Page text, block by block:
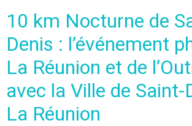
10 km Nocturne de
Denis : l’événement
La Réunion et de
avec la Ville de Saint-
La Réunion